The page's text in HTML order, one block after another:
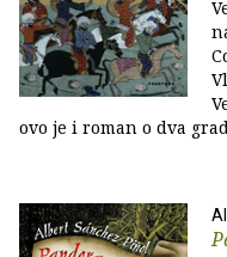
ovo je i roman o dva